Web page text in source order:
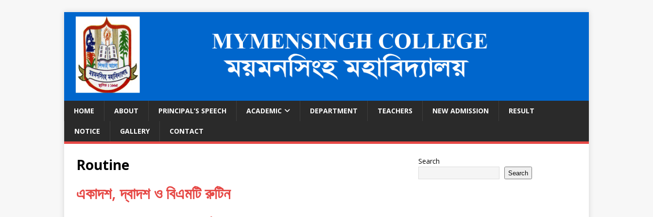
HOME ABOUT PRINCIPAL’S SPEECH ACADEMIC DEPARTMENT TEACHERS NEW ADMISSION RESULT
NOTICE GALLERY CONTACT
Routine
একাদশ, দ্বাদশ ও বিএমটি রুটিন
Search
Search